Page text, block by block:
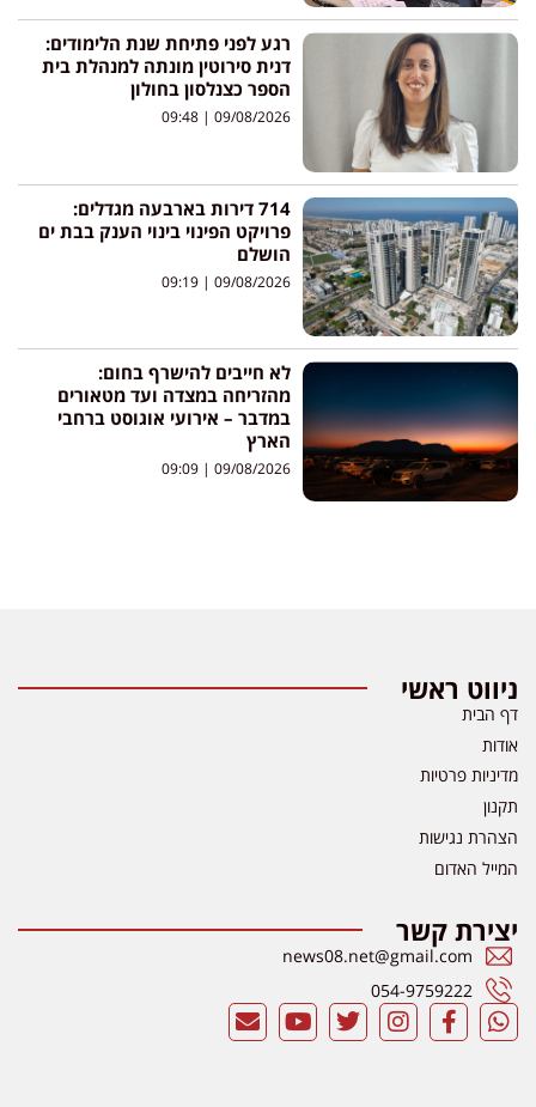
רגע לפני פתיחת שנת הלימודים:
דנית סירוטין מונתה למנהלת בית
הספר כצנלסון בחולון
09/08/2026
714 דירות בארבעה מגדלים:
פרויקט הפינוי בינוי הענק בבת ים
הושלם
09/08/2026
לא חייבים להישרף בחום:
מהזריחה במצדה ועד מטאורים
במדבר – אירועי אוגוסט ברחבי
הארץ
09/08/2026
ניווט ראשי
דף הבית
אודות
מדיניות פרטיות
תקנון
הצהרת נגישות
המייל האדום
יצירת קשר
news08.net@gmail.com
054-9759222